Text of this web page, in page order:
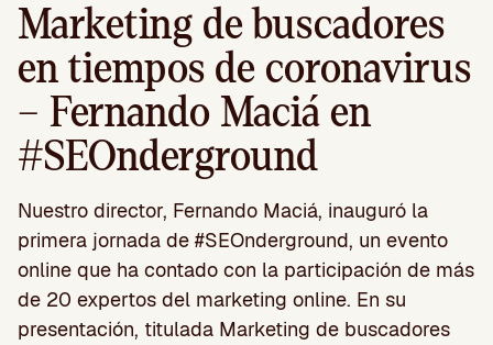
Marketing de buscadores
en tiempos de coronavirus
– Fernando Maciá en
#SEOnderground
Nuestro director, Fernando Maciá, inauguró la
primera jornada de #SEOnderground, un evento
online que ha contado con la participación de más
de 20 expertos del marketing online. En su
presentación, titulada Marketing de buscadores